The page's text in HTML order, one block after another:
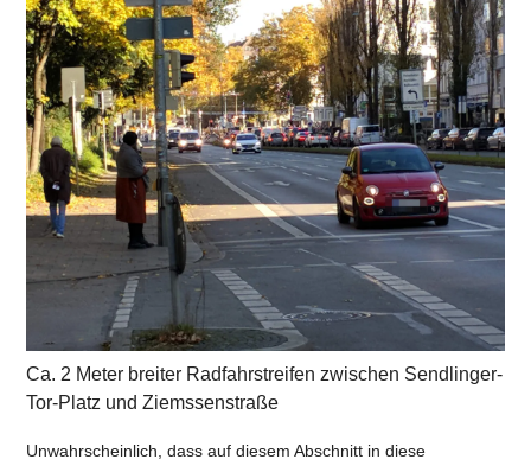
Ca. 2 Meter breiter Radfahrstreifen zwischen Sendlinger-
Tor-Platz und Ziemssenstraße
Unwahrscheinlich, dass auf diesem Abschnitt in diese